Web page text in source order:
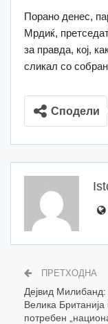
Порано денес,
Мрдиќ,
за правда, кој,
сликал со
Сподели
ПРЕТХОДНА
Дејвид
Велика Британија
потребен